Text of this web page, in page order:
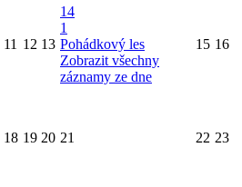
11 12 13
14
1
Pohádkový les
Zobrazit všechny
záznamy ze dne
15 16
18 19 20 21 22 23